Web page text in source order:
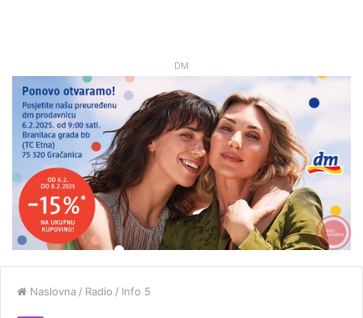
DM
Naslovna / Radio / Info 5